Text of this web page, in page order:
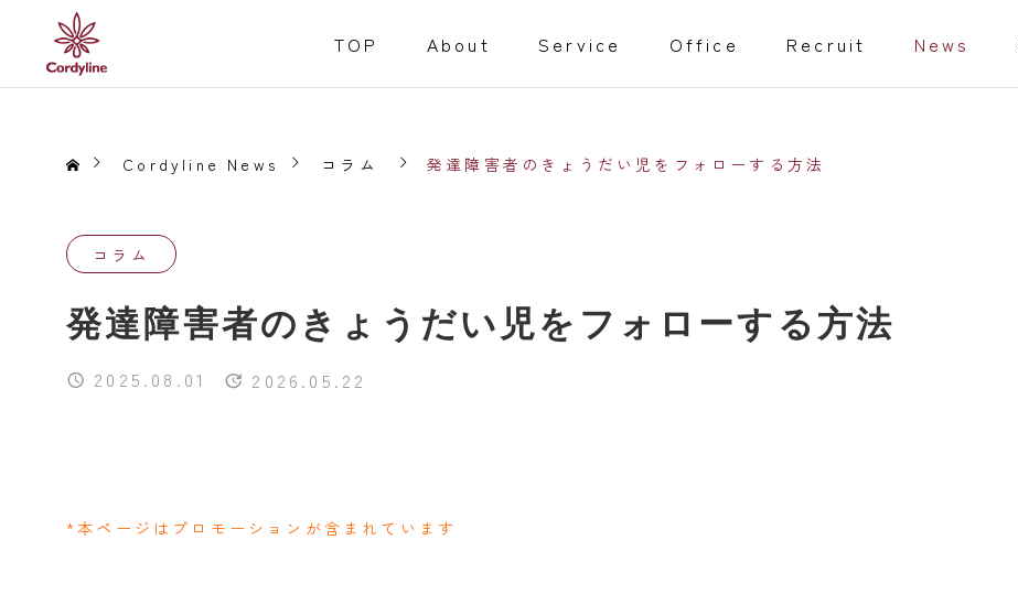
TOP About Service Office Recruit News
Service
Welfare for the Disabled
就労継続支援B型事業
同行援護
Training programs
Cordyline News コラム 発達障害者のきょうだい児をフォローする方法
コラム
発達障害者のきょうだい児をフォローする方法
2025.08.01 2026.05.22
*本ページはプロモーションが含まれています